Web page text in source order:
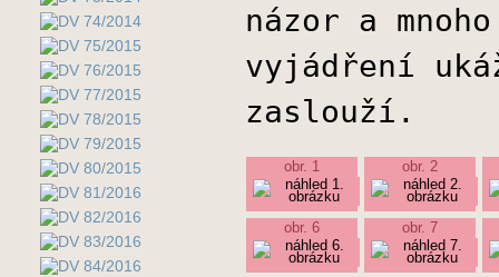
názor a
vyjádření
zaslouží.
obr. 1 obr. 2
obr. 6 obr. 7